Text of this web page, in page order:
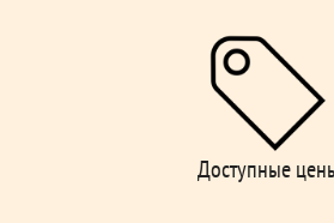
Доступные